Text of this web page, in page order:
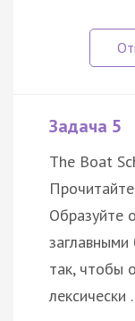
Задача 5
The Boat
Образуйте
так, чтобы
лексически